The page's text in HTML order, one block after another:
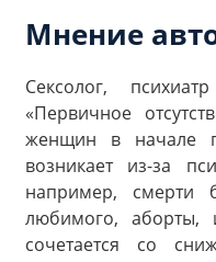
Мнение
Сексолог,
«Первичное
женщин в начале
возникает из-за
например, смерти
любимого, аборты,
сочетается со